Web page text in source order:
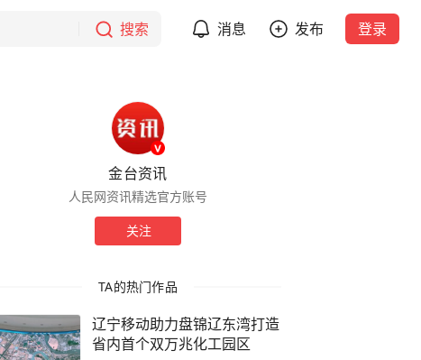
搜索 消息 发布 登录
金台资讯
人民网资讯精选官方账号
关注
TA的热门作品
辽宁移动助力盘锦辽东湾打造
省内首个双万兆化工园区